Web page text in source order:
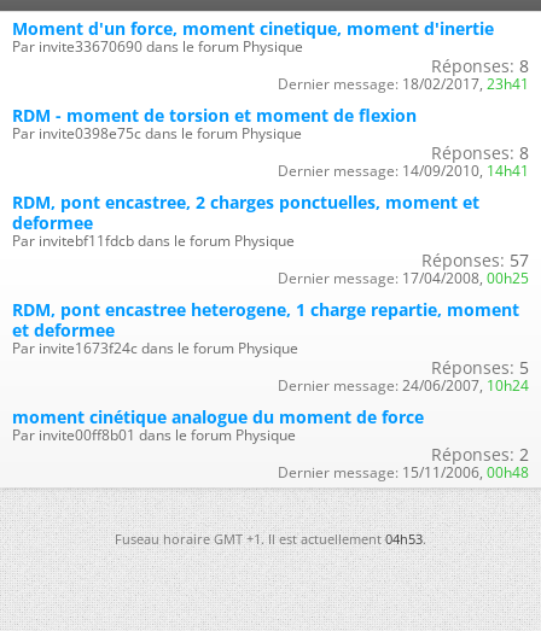
Moment d'un force, moment cinetique, moment d'inertie
Par invite33670690 dans le forum Physique
Réponses: 8
Dernier message: 18/02/2017, 23h41
RDM - moment de torsion et moment de flexion
Par invite0398e75c dans le forum Physique
Réponses: 8
Dernier message: 14/09/2010, 14h41
RDM, pont encastree, 2 charges ponctuelles, moment et
deformee
Par invitebf11fdcb dans le forum Physique
Réponses: 57
Dernier message: 17/04/2008, 00h25
RDM, pont encastree heterogene, 1 charge repartie, moment
et deformee
Par invite1673f24c dans le forum Physique
Réponses: 5
Dernier message: 24/06/2007, 10h24
moment cinétique analogue du moment de force
Par invite00ff8b01 dans le forum Physique
Réponses: 2
Dernier message: 15/11/2006, 00h48
Fuseau horaire GMT +1. Il est actuellement04h53.